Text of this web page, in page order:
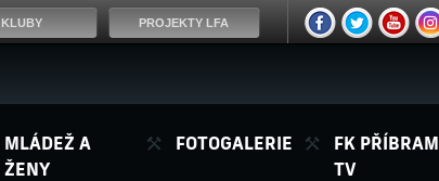
MLÁDEŽ A
ŽENY
FOTOGALERIE
FK PŘÍBRAM
TV
KLUBY PROJEKTY LFA